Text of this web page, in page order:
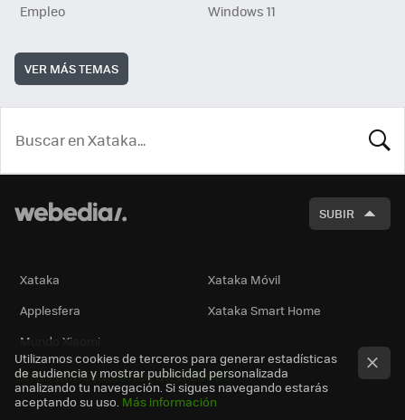
Empleo
Windows 11
VER MÁS TEMAS
SUBIR
Xataka
Xataka Móvil
Applesfera
Xataka Smart Home
Mundo Xiaomi
Otras publicaciones de Webedia
Utilizamos cookies de terceros para generar estadísticas
de audiencia y mostrar publicidad personalizada
analizando tu navegación. Si sigues navegando estarás
aceptando su uso. Más información